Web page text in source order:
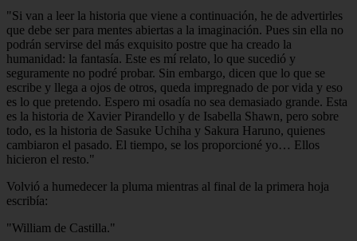
"Si van a leer la historia que viene a continuación, he de advertirles
que debe ser para mentes abiertas a la imaginación. Pues sin ella no
podrán servirse del más exquisito postre que ha creado la
humanidad: la fantasía. Este es mí relato, lo que sucedió y
seguramente no podré probar. Sin embargo, dicen que lo que se
escribe y llega a ojos de otros, queda impregnado de por vida y eso
es lo que pretendo. Espero mi osadía no sea demasiado grande. Esta
es la historia de Xavier Pirandello y de Isabella Shawn, pero sobre
todo, es la historia de Sasuke Uchiha y Sakura Haruno, quienes
cambiaron el pasado. El tiempo, se los proporcioné yo… Ellos
hicieron el resto."
Volvió a humedecer la pluma mientras al final de la primera hoja
escribía:
"William de Castilla."